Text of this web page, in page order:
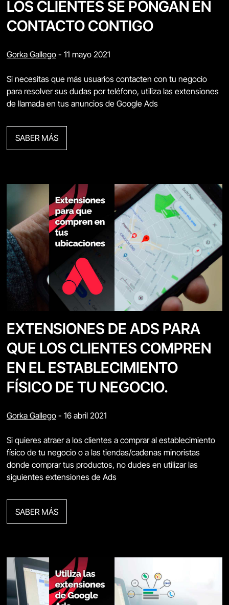
LOS CLIENTES SE PONGAN EN
CONTACTO CONTIGO
Gorka Gallego - 11 mayo 2021
Si necesitas que más usuarios contacten con tu negocio
para resolver sus dudas por teléfono, utiliza las extensiones
de llamada en tus anuncios de Google Ads
SABER MÁS
EXTENSIONES DE ADS PARA
QUE LOS CLIENTES COMPREN
EN EL ESTABLECIMIENTO
FÍSICO DE TU NEGOCIO.
Gorka Gallego - 16 abril 2021
Si quieres atraer a los clientes a comprar al establecimiento
físico de tu negocio o a las tiendas/cadenas minoristas
donde comprar tus productos, no dudes en utilizar las
siguientes extensiones de Ads
SABER MÁS